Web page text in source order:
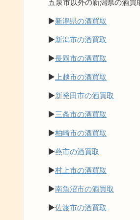
五泉市以外の新潟県の酒買
▶新潟県の酒買取
▶新潟市の酒買取
▶長岡市の酒買取
▶上越市の酒買取
▶新発田市の酒買取
▶三条市の酒買取
▶柏崎市の酒買取
▶燕市の酒買取
▶村上市の酒買取
▶南魚沼市の酒買取
▶佐渡市の酒買取